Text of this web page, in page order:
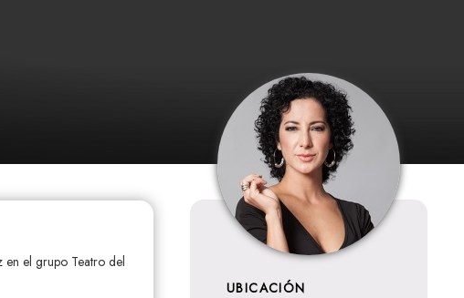
el grupo Teatro del
UBICACIÓN